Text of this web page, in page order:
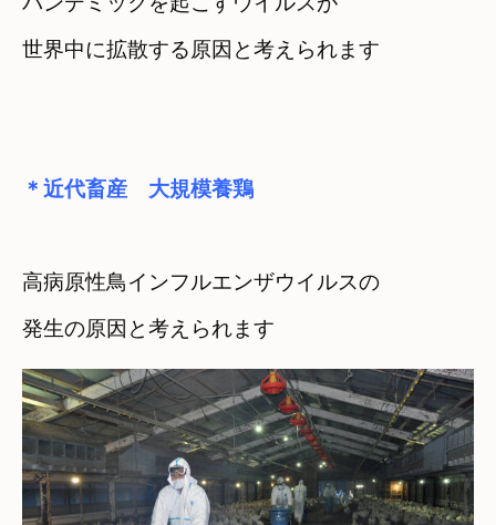
世界中に拡散する原因と考えられます
＊近代畜産　大規模養鶏
高病原性鳥インフルエンザウイルスの
発生の原因と考えられます